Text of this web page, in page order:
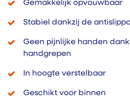
Gemakkelijk opvouwbaar
Stabiel dankzij de
Geen pijnlijke handen
handgrepen
In hoogte verstelbaar
Geschikt voor binnen